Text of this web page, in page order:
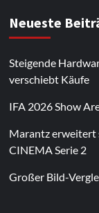
Neueste
Steigende
verschiebt Käufe
IFA 2026 Show
Marantz erweitert
CINEMA Serie 2
Großer Bild-